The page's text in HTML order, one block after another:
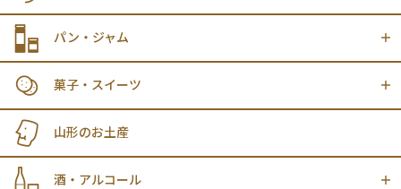
パン・ジャム
菓子・スイーツ
山形のお土産
酒・アルコール